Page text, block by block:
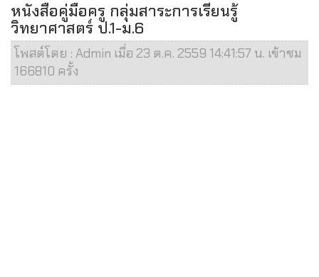
หนังสือคู่มือครู กลุ่มสาระการเรียนรู้
วิทยาศาสตร์ ป.1-ม.6
โพสต์โดย : Admin เมื่อ 23 ต.ค. 2559 14:41:57 น. เข้าชม
166810 ครั้ง